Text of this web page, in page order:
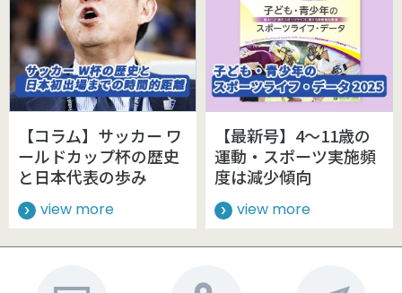
【コラム】サッカー ワ
ールドカップ杯の歴史
と日本代表の歩み
view more
【最新号】4～11歳の
運動・スポーツ実施頻
度は減少傾向
view more